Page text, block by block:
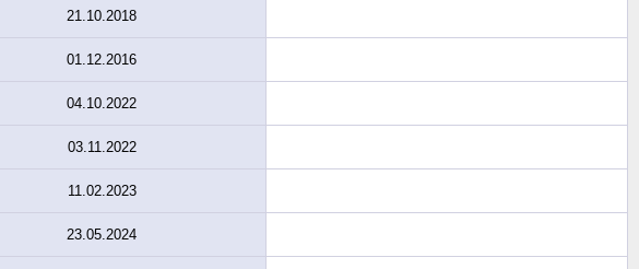
21.10.2018
01.12.2016
04.10.2022
03.11.2022
11.02.2023
23.05.2024